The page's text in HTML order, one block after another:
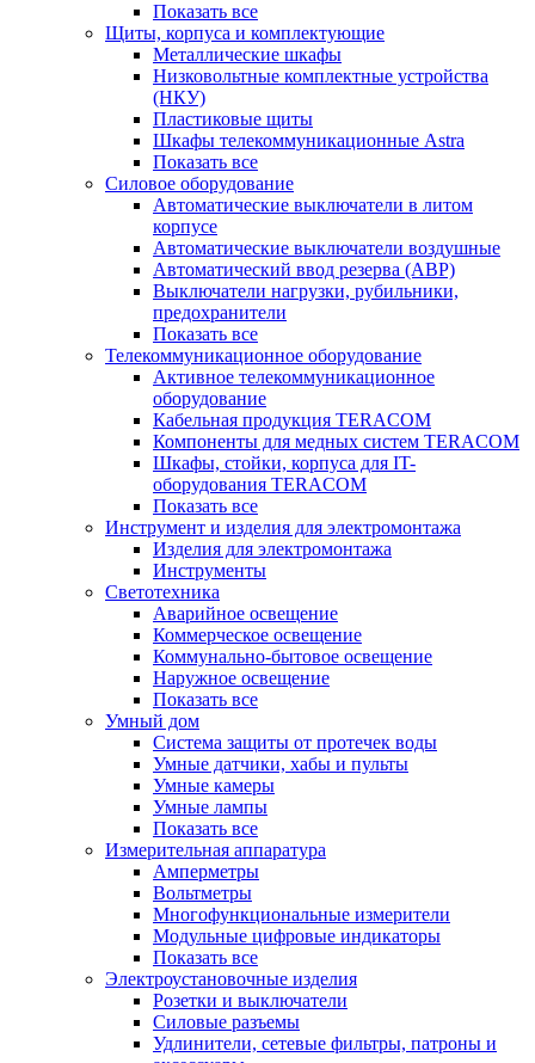
Показать все
Щиты, корпуса и комплектующие
Металлические шкафы
Низковольтные комплектные устройства
(НКУ)
Пластиковые щиты
Шкафы телекоммуникационные Astra
Показать все
Силовое оборудование
Автоматические выключатели в литом
корпусе
Автоматические выключатели воздушные
Автоматический ввод резерва (АВР)
Выключатели нагрузки, рубильники,
предохранители
Показать все
Телекоммуникационное оборудование
Активное телекоммуникационное
оборудование
Кабельная продукция TERACOM
Компоненты для медных систем TERACOM
Шкафы, стойки, корпуса для IT-
оборудования TERACOM
Показать все
Инструмент и изделия для электромонтажа
Изделия для электромонтажа
Инструменты
Светотехника
Аварийное освещение
Коммерческое освещение
Коммунально-бытовое освещение
Наружное освещение
Показать все
Умный дом
Система защиты от протечек воды
Умные датчики, хабы и пульты
Умные камеры
Умные лампы
Показать все
Измерительная аппаратура
Амперметры
Вольтметры
Многофункциональные измерители
Модульные цифровые индикаторы
Показать все
Электроустановочные изделия
Розетки и выключатели
Силовые разъемы
Удлинители, сетевые фильтры, патроны и